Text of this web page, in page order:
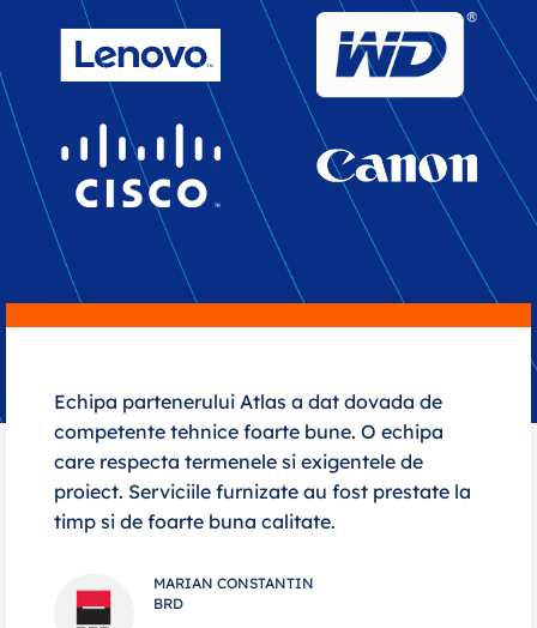
MARIAN CONSTANTIN
BRD
Echipa partenerului Atlas a dat dovada de
competente tehnice foarte bune. O echipa
care respecta termenele si exigentele de
proiect. Serviciile furnizate au fost prestate la
timp si de foarte buna calitate.